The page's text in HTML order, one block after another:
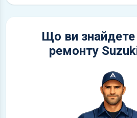
Що ви знайдете
ремонту